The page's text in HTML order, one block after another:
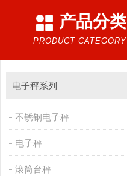
产品分类
PRODUCT CATEGORY
电子秤系列
不锈钢电子秤
电子秤
滚筒台秤